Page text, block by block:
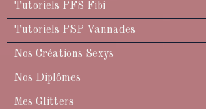
Tutoriels PFS Fibi
Tutoriels PSP Vannades
Nos Créations Sexys
Nos Diplômes
Mes Glitters